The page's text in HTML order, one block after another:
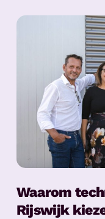
Waarom
Rijswijk